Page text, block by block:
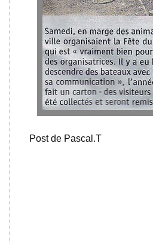
Post de Pascal.T